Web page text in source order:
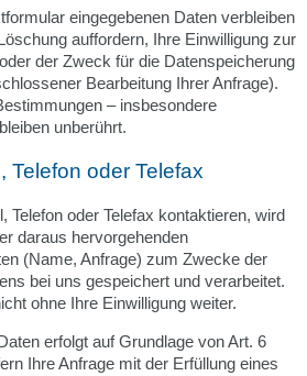
eingegebenen Daten verbleiben
auffordern, Ihre Einwilligung zur
der Zweck für die Datenspeicherung
Bearbeitung Ihrer Anfrage).
– insbesondere
unberührt.
Telefon oder Telefax
Telefon oder Telefax kontaktieren, wird
daraus hervorgehenden
(Name, Anfrage) zum Zwecke der
bei uns gespeichert und verarbeitet.
ohne Ihre Einwilligung weiter.
erfolgt auf Grundlage von Art. 6
Ihre Anfrage mit der Erfüllung eines